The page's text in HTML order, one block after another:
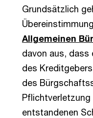
Grundsätzlich
Allgemeinen
davon aus, dass
des
des
entstandenen